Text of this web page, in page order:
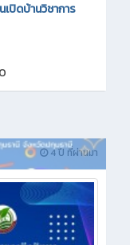
ปิดบ้านวิชาการ
0
4 ปี ที่ผ่านมา